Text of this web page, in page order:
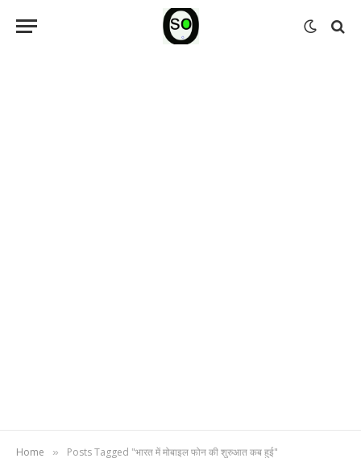
Home » Posts Tagged "भारत में मोबाइल फोन की शुरुआत कब हुई"